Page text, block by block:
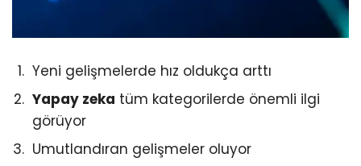
Yeni gelişmelerde hız oldukça arttı
Yapay zeka tüm kategorilerde önemli ilgi
görüyor
Umutlandıran gelişmeler oluyor